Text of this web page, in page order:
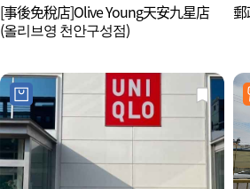
[事後免稅店]Olive Young天安九星店
(올리브영 천안구성점)
郵